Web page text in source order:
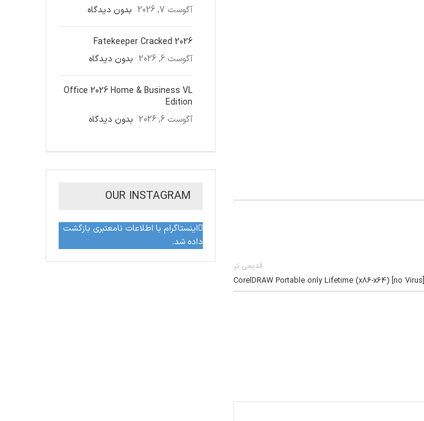
قدیمی تر
CorelDRAW Portable only Lifetime (x86-x64) [no Virus]
آگوست 7, 2026
بدون دیدگاه
Fatekeeper Cracked 2026
آگوست 6, 2026
بدون دیدگاه
Office 2026 Home & Business VL
Edition
آگوست 6, 2026
بدون دیدگاه
OUR INSTAGRAM
اینستاگرام با اطلاعات نامعتبری بازگشت
داده شد.